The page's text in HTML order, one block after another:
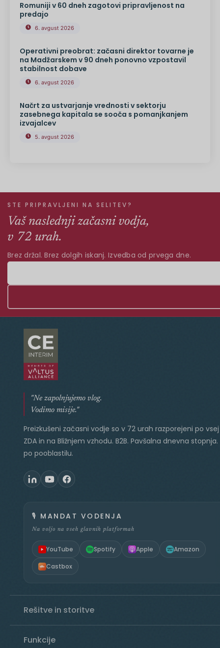
Romuniji v 60 dneh zagotovi pripravljenost na
predajo
6. avgust 2026
Operativni preobrat: začasni direktor tovarne je
na Madžarskem v 90 dneh ponovno vzpostavil
stabilnost dobave
6. avgust 2026
Načrt za ustvarjanje vrednosti v sektorju
zasebnega kapitala se sooča s pomanjkanjem
izvajalcev
5. avgust 2026
STE PRIPRAVLJENI NA SELITEV?
Vaš naslednji začasni vodja,
v 72 urah.
Brez držal. Brez dolgih iskanj. Izvedba od prvega dne.
"Ne zapolnjujemo vlog.
Vodimo misije."
Preizkušeni začasni vodje so v 72 urah razporejeni po vsej
ZDA in na Bližnjem vzhodu. B2B. Pavšalna dnevna
po pooblastilu.
🎙️ MANDAT VODENJA
Na voljo na vseh glavnih platformah
YouTube Spotify Apple Amazon
Castbox
Rešitve in storitve
Funkcije